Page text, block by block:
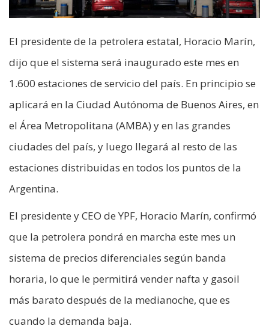
El presidente de la petrolera estatal, Horacio Marín,
dijo que el sistema será inaugurado este mes en
1.600 estaciones de servicio del país. En principio se
aplicará en la Ciudad Autónoma de Buenos Aires, en
el Área Metropolitana (AMBA) y en las grandes
ciudades del país, y luego llegará al resto de las
estaciones distribuidas en todos los puntos de la
Argentina.
El presidente y CEO de YPF, Horacio Marín, confirmó
que la petrolera pondrá en marcha este mes un
sistema de precios diferenciales según banda
horaria, lo que le permitirá vender nafta y gasoil
más barato después de la medianoche, que es
cuando la demanda baja.